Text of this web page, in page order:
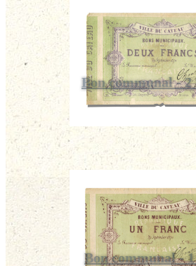
Bon communal - 2
Bon communal -